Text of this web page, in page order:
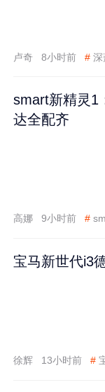
卢奇 8小时前 # 深
smart新精灵1
达全配齐
高娜 9小时前 #
宝马新世代i3
徐辉 13小时前 #